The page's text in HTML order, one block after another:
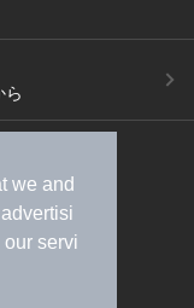
we and
servi
ら
稿のご案内
規約
採用情報